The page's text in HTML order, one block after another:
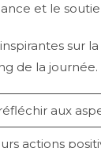
et le
sur
de la journée.
aux
actions